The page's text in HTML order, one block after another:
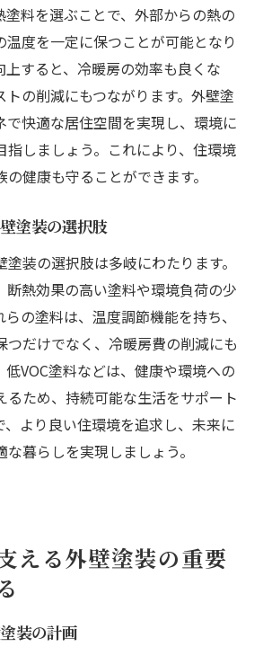
塗料を選ぶことで、外部からの熱の
温度を一定に保つことが可能となり
上すると、冷暖房の効率も良くな
トの削減にもつながります。外壁塗
で快適な居住空間を実現し、環境に
指しましょう。これにより、住環境
健康も守ることができます。
塗装の選択肢
装の選択肢は多岐にわたります。
断熱効果の高い塗料や環境負荷の少
の塗料は、温度調節機能を持ち、
つだけでなく、冷暖房費の削減にも
VOC塗料などは、健康や環境への
るため、持続可能な生活をサポート
、より良い住環境を追求し、未来に
暮らしを実現しましょう。
える外壁塗装の重要
装の計画